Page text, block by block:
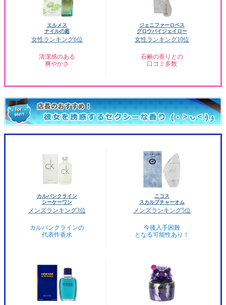
エルメス
ナイルの庭
女性ランキング6位
清潔感のある
爽やかさ
ジェニファーロペス
グロウバイジェイロー
女性ランキング10位
石鹸の香りとの
口コミ多数
カルバンクライン
シーケーワン
メンズランキング3位
カルバンクラインの
代表作香水
ニコス
スカルプチャーオム
メンズランキング5位
今後入手困難
となる可能性あり！